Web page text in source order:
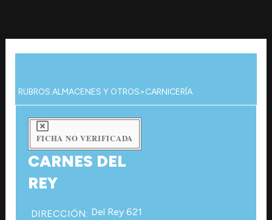
contenido
RUBROS:ALMACENES Y OTROS>CARNICERÍA
FICHA NO VERIFICADA
CARNES DEL
REY
DIRECCIÓN: Del Rey 621